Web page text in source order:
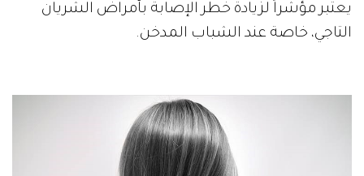
يعتبر مؤشراً لزيادة خطر الإصابة بأمراض الشريان
التاجي، خاصة عند الشباب المدخن.